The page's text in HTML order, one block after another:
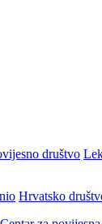
društvo
Hrvatsko